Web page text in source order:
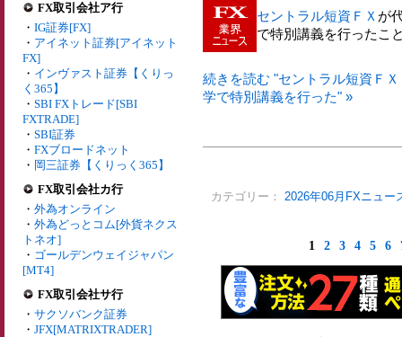
FX取引会社ア行
・ IG証券[FX]
・ アイネット証券[アイネット
FX]
・ インヴァスト証券【くりっ
く365】
・ SBI FXトレード[SBI
FXTRADE]
・ SBI証券
・ FXブロードネット
・ 岡三証券【くりっく365】
FX取引会社カ行
・ 外為オンライン
・ 外為どっとコム[外貨ネクス
トネオ]
・ ゴールデンウェイジャパン
[MT4]
FX取引会社サ行
・ サクソバンク証券
・ JFX[MATRIXTRADER]
セントラル短資ＦＸ が
で特別講義を行ったこ
続きを読む "セントラル短資Ｆ
学で特別講義を行った" »
カテゴリー： 2026年06月FXニュー
1 2 3 4 5 6